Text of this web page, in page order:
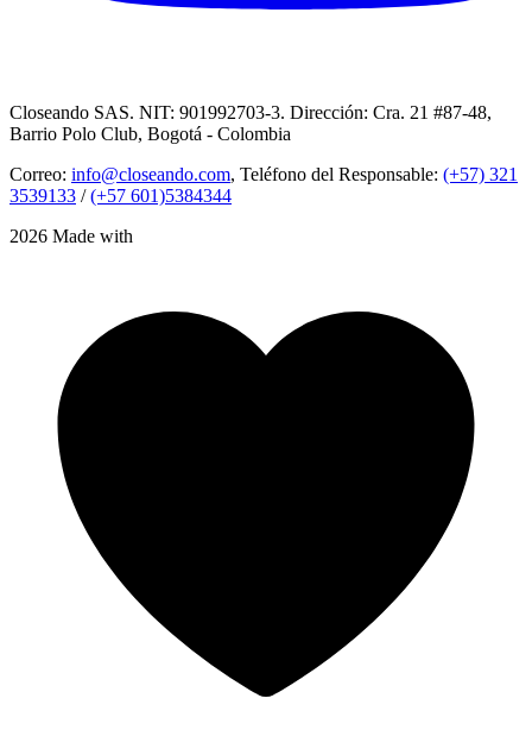
Closeando SAS. NIT: 901992703-3. Dirección: Cra. 21 #87-48,
Barrio Polo Club, Bogotá - Colombia
Correo: info@closeando.com, Teléfono del Responsable: (+57) 321
3539133 /(+57 601)5384344
2026 Made with